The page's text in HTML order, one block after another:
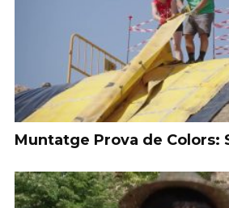
Muntatge Prova de Colors: